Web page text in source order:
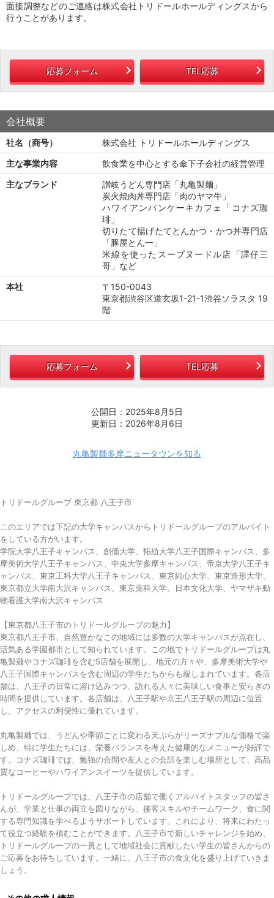
面接調整などのご連絡は株式会社トリドールホールディングスから
行うことがあります。
応募フォーム TEL応募
会社概要
社名（商号）
株式会社 トリドールホールディングス
主な事業内容
飲食業を中心とする傘下子会社の経営管理
主なブランド
讃岐うどん専門店「丸亀製麺」
炭火焼肉丼専門店「肉のヤマ牛」
ハワイアンパンケーキカフェ「コナズ珈
琲」
切りたて揚げたてとんかつ・かつ丼専門店
「豚屋とん一」
米線を使ったスープヌードル店「譚仔三
哥」など
本社
〒150-0043
東京都渋谷区道玄坂1-21-1渋谷ソラスタ 19
階
応募フォーム TEL応募
公開日：2025年8月5日
更新日：2026年8月6日
丸亀製麺多摩ニュータウンを知る
トリドールグループ 東京都 八王子市
このエリアでは下記の大学キャンパスからトリドールグループのアルバイト
をしている方がいます。
学院大学八王子キャンパス、創価大学、拓殖大学八王子国際キャンパス、多
摩美術大学八王子キャンパス、中央大学多摩キャンパス、帝京大学八王子キ
ャンパス、東京工科大学八王子キャンパス、東京純心大学、東京造形大学、
東京都立大学南大沢キャンパス、東京薬科大学、日本文化大学、ヤマザキ動
物看護大学南大沢キャンパス
【東京都八王子市のトリドールグループの魅力】
東京都八王子市、自然豊かなこの地域には多数の大学キャンパスが点在し、
活気ある学園都市として知られています。この地でトリドールグループは丸
亀製麺やコナズ珈琲を含む5店舗を展開し、地元の方々や、多摩美術大学や
八王子国際キャンパスを含む周辺の学生たちからも親しまれています。各店
舗は、八王子の日常に溶け込みつつ、訪れる人々に美味しい食事と安らぎの
時間を提供しています。各店舗は、八王子駅や京王八王子駅の周辺に位置
し、アクセスの利便性に優れています。
丸亀製麺では、うどんや季節ごとに変わる天ぷらがリーズナブルな価格で楽
しめ、特に学生たちには、栄養バランスを考えた健康的なメニューが好評で
す。コナズ珈琲では、勉強の合間や友人との会話を楽しむ場所として、高品
質なコーヒーやハワイアンスイーツを提供しています。
トリドールグループでは、八王子市の店舗で働くアルバイトスタッフの皆さ
んが、学業と仕事の両立を図りながら、接客スキルやチームワーク、食に関
する専門知識を学べるようサポートしています。これにより、将来にわたっ
て役立つ経験を積むことができます。八王子市で新しいチャレンジを始め、
トリドールグループの一員として地域社会に貢献したい学生の皆さんからの
ご応募をお待ちしています。一緒に、八王子市の食文化を盛り上げていきま
しょう。